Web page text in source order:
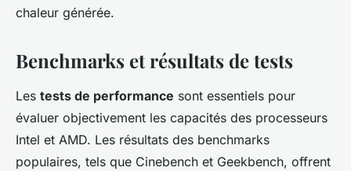
chaleur générée.
Benchmarks et résultats de tests
Les tests de performance sont essentiels pour
évaluer objectivement les capacités des processeurs
Intel et AMD. Les résultats des benchmarks
populaires, tels que Cinebench et Geekbench, offrent